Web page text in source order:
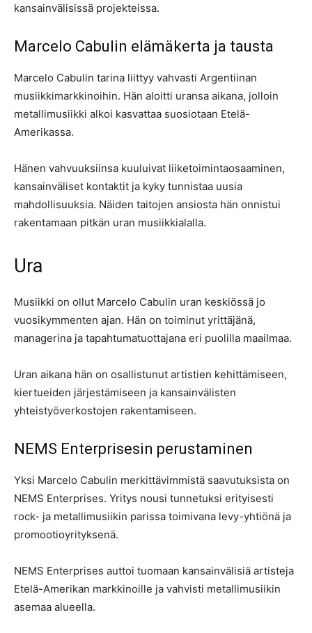
kansainvälisissä projekteissa.
Marcelo Cabulin elämäkerta ja tausta
Marcelo Cabulin tarina liittyy vahvasti Argentiinan
musiikkimarkkinoihin. Hän aloitti uransa aikana, jolloin
metallimusiikki alkoi kasvattaa suosiotaan Etelä-
Amerikassa.
Hänen vahvuuksiinsa kuuluivat liiketoimintaosaaminen,
kansainväliset kontaktit ja kyky tunnistaa uusia
mahdollisuuksia. Näiden taitojen ansiosta hän onnistui
rakentamaan pitkän uran musiikkialalla.
Ura
Musiikki on ollut Marcelo Cabulin uran keskiössä jo
vuosikymmenten ajan. Hän on toiminut yrittäjänä,
managerina ja tapahtumatuottajana eri puolilla maailmaa.
Uran aikana hän on osallistunut artistien kehittämiseen,
kiertueiden järjestämiseen ja kansainvälisten
yhteistyöverkostojen rakentamiseen.
NEMS Enterprisesin perustaminen
Yksi Marcelo Cabulin merkittävimmistä saavutuksista on
NEMS Enterprises. Yritys nousi tunnetuksi erityisesti
rock- ja metallimusiikin parissa toimivana levy-yhtiönä ja
promootioyrityksenä.
NEMS Enterprises auttoi tuomaan kansainvälisiä artisteja
Etelä-Amerikan markkinoille ja vahvisti metallimusiikin
asemaa alueella.